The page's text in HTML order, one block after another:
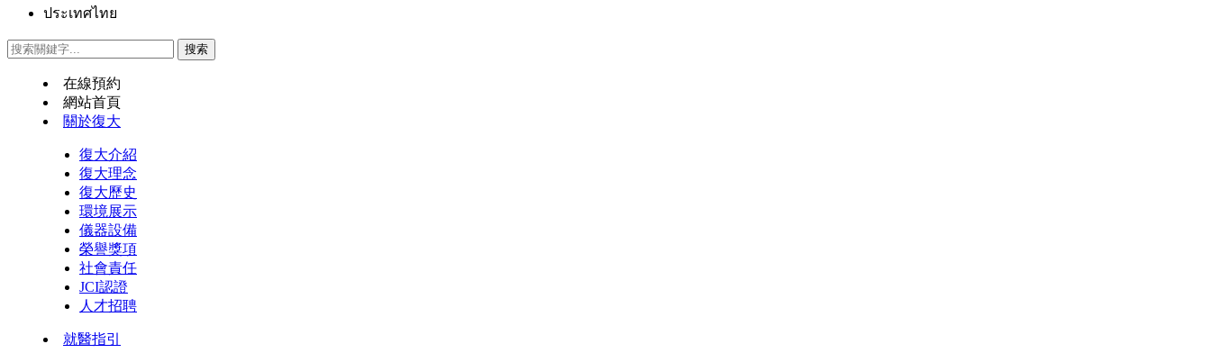
ประเทศไทย
在線預約
網站首頁
關於復大
復大介紹
復大理念
復大歷史
環境展示
儀器設備
榮譽獎項
社會責任
JCI認證
人才招聘
就醫指引